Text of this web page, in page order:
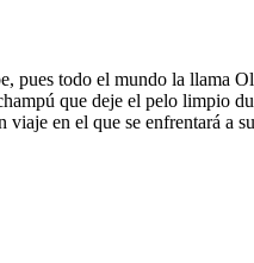
pues todo el mundo la llama
que deje el pelo limpio
en el que se enfrentará a